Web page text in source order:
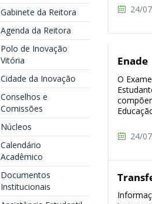
Gabinete da Reitora
Agenda da Reitora
Polo de Inovação
Vitória
Cidade da Inovação
Conselhos e
Comissões
Núcleos
Calendário
Acadêmico
Documentos
Institucionais
24/
Enade
O
24/